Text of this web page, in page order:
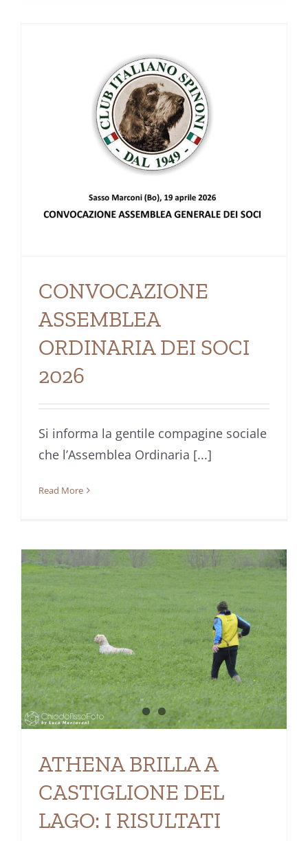
CONVOCAZIONE
ASSEMBLEA
ORDINARIA DEI SOCI
2026
Si informa la gentile compagine sociale
che l’Assemblea Ordinaria [...]
Read More
ATHENA BRILLA A
CASTIGLIONE DEL
LAGO: I RISULTATI